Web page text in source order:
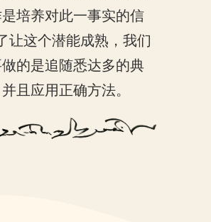
培养对此一事实的信
让这个潜能成熟，我们
的是追随悉达多的典
且应用正确方法。